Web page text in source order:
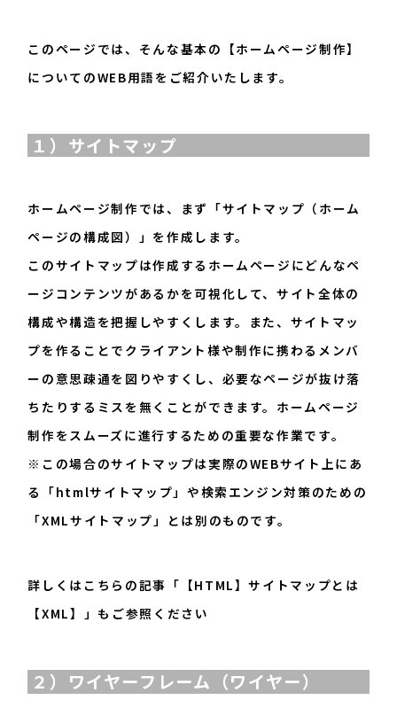
このページでは、そんな基本の【ホームページ制作】
についてのWEB用語をご紹介いたします。
１）サイトマップ
ホームページ制作では、まず「サイトマップ（ホーム
ページの構成図）」を作成します。
このサイトマップは作成するホームページにどんなペ
ージコンテンツがあるかを可視化して、サイト全体の
構成や構造を把握しやすくします。また、サイトマッ
プを作ることでクライアント様や制作に携わるメンバ
ーの意思疎通を図りやすくし、必要なページが抜け落
ちたりするミスを無くことができます。ホームページ
制作をスムーズに進行するための重要な作業です。
※この場合のサイトマップは実際のWEBサイト上にあ
る「htmlサイトマップ」や検索エンジン対策のための
「XMLサイトマップ」とは別のものです。
詳しくはこちらの記事「 【HTML】サイトマップとは
【XML】 」もご参照ください
２）ワイヤーフレーム（ワイヤー）